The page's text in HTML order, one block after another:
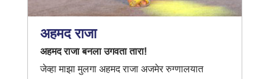
अहमद राजा
अहमद राजा बनला उगवता तारा!
जेव्हा माझा मुलगा अहमद राजा अजमेर रुग्णालयात